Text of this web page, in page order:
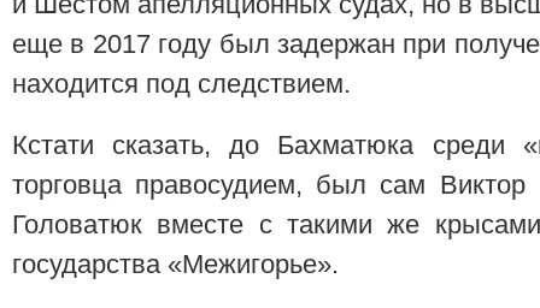
еще в 2017 году был задержан при
находится под следствием.
Кстати сказать, до Бахматюка среди
торговца правосудием, был сам
Головатюк вместе с такими же
государства «Межигорье».